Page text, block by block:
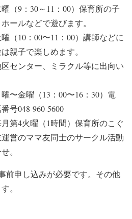
（9：30～11：00）保育所の子
ールなどで遊びます。
（10：00〜11：00）講師などに
親子で楽しめます。
センター、ミラクル等に出向い
金曜（13：00〜16：30）電
号048-960-5600
第4火曜（1時間）保育所のこぐ
営のママ友同士のサークル活動
。
前申し込みが必要です。その他
。